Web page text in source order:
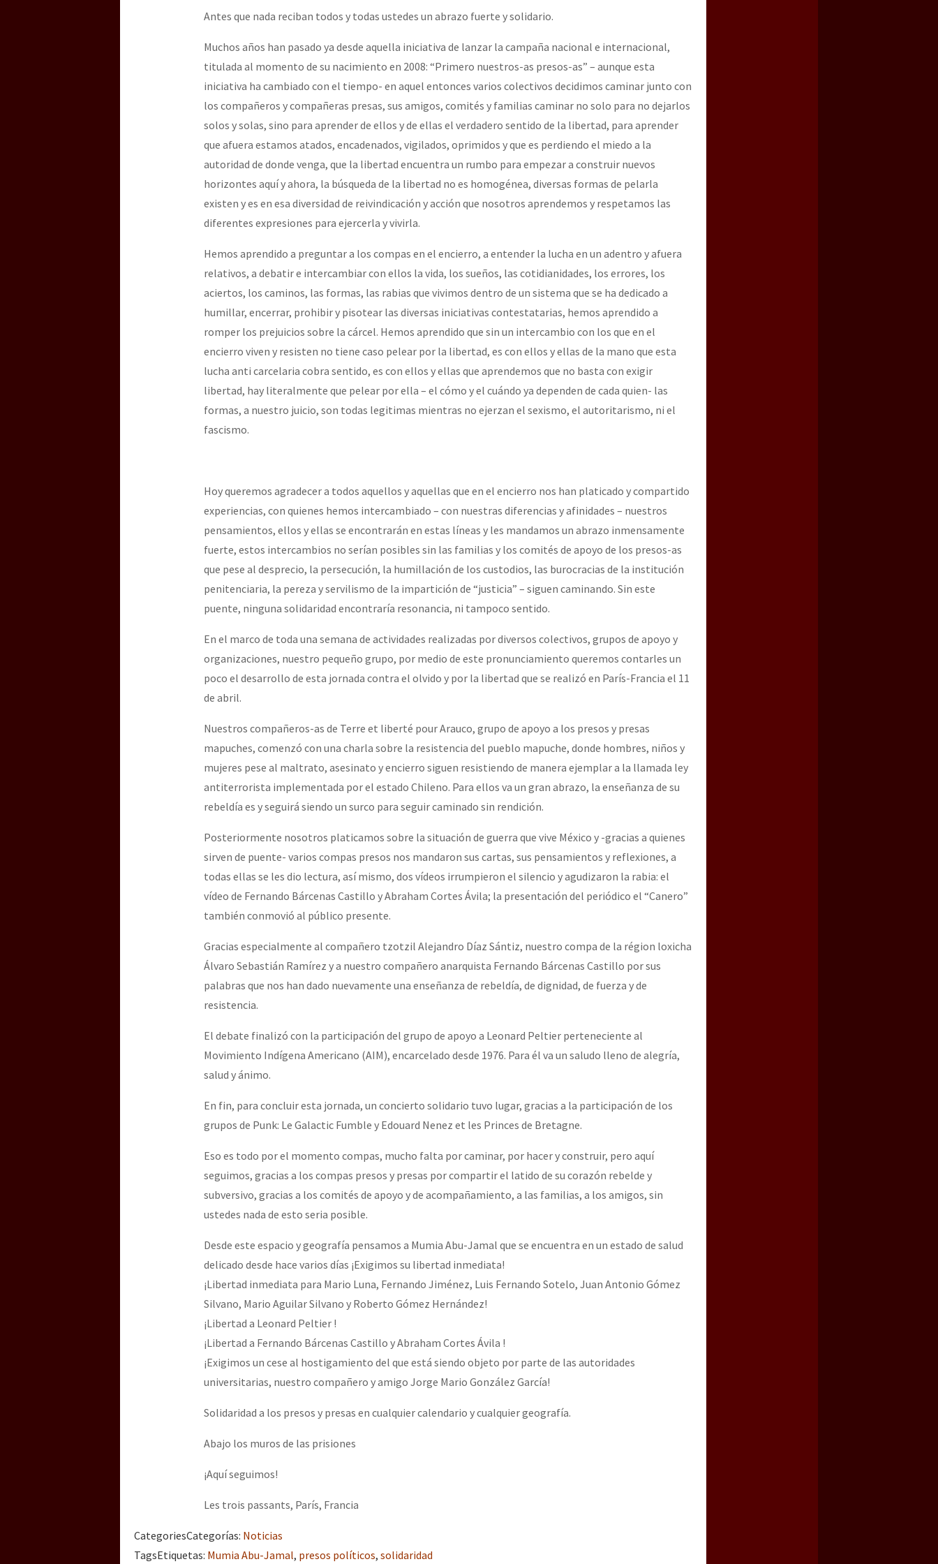
[25 abr – CDMX] Tokín por el CNI: 30 años de Resistencia y Rebeldía
Antes que nada reciban todos y todas ustedes un abrazo fuerte y solidario.
Muchos años han pasado ya desde aquella iniciativa de lanzar la campaña nacional e internacional,
titulada al momento de su nacimiento en 2008: “Primero nuestros-as presos-as” – aunque esta
iniciativa ha cambiado con el tiempo- en aquel entonces varios colectivos decidimos caminar junto con
los compañeros y compañeras presas, sus amigos, comités y familias caminar no solo para no dejarlos
solos y solas, sino para aprender de ellos y de ellas el verdadero sentido de la libertad, para aprender
que afuera estamos atados, encadenados, vigilados, oprimidos y que es perdiendo el miedo a la
autoridad de donde venga, que la libertad encuentra un rumbo para empezar a construir nuevos
horizontes aquí y ahora, la búsqueda de la libertad no es homogénea, diversas formas de pelarla
existen y es en esa diversidad de reivindicación y acción que nosotros aprendemos y respetamos las
diferentes expresiones para ejercerla y vivirla.
Hemos aprendido a preguntar a los compas en el encierro, a entender la lucha en un adentro y afuera
relativos, a debatir e intercambiar con ellos la vida, los sueños, las cotidianidades, los errores, los
aciertos, los caminos, las formas, las rabias que vivimos dentro de un sistema que se ha dedicado a
humillar, encerrar, prohibir y pisotear las diversas iniciativas contestatarias, hemos aprendido a
romper los prejuicios sobre la cárcel. Hemos aprendido que sin un intercambio con los que en el
encierro viven y resisten no tiene caso pelear por la libertad, es con ellos y ellas de la mano que esta
lucha anti carcelaria cobra sentido, es con ellos y ellas que aprendemos que no basta con exigir
libertad, hay literalmente que pelear por ella – el cómo y el cuándo ya dependen de cada quien- las
formas, a nuestro juicio, son todas legitimas mientras no ejerzan el sexismo, el autoritarismo, ni el
fascismo.
Hoy queremos agradecer a todos aquellos y aquellas que en el encierro nos han platicado y compartido
experiencias, con quienes hemos intercambiado – con nuestras diferencias y afinidades – nuestros
pensamientos, ellos y ellas se encontrarán en estas líneas y les mandamos un abrazo inmensamente
fuerte, estos intercambios no serían posibles sin las familias y los comités de apoyo de los presos-as
que pese al desprecio, la persecución, la humillación de los custodios, las burocracias de la institución
penitenciaria, la pereza y servilismo de la impartición de “justicia” – siguen caminando. Sin este
puente, ninguna solidaridad encontraría resonancia, ni tampoco sentido.
En el marco de toda una semana de actividades realizadas por diversos colectivos, grupos de apoyo y
organizaciones, nuestro pequeño grupo, por medio de este pronunciamiento queremos contarles un
poco el desarrollo de esta jornada contra el olvido y por la libertad que se realizó en París-Francia el 11
de abril.
Nuestros compañeros-as de Terre et liberté pour Arauco, grupo de apoyo a los presos y presas
mapuches, comenzó con una charla sobre la resistencia del pueblo mapuche, donde hombres, niños y
mujeres pese al maltrato, asesinato y encierro siguen resistiendo de manera ejemplar a la llamada ley
antiterrorista implementada por el estado Chileno. Para ellos va un gran abrazo, la enseñanza de su
rebeldía es y seguirá siendo un surco para seguir caminado sin rendición.
Posteriormente nosotros platicamos sobre la situación de guerra que vive México y -gracias a quienes
sirven de puente- varios compas presos nos mandaron sus cartas, sus pensamientos y reflexiones, a
todas ellas se les dio lectura, así mismo, dos vídeos irrumpieron el silencio y agudizaron la rabia: el
vídeo de Fernando Bárcenas Castillo y Abraham Cortes Ávila; la presentación del periódico el “Canero”
también conmovió al público presente.
Gracias especialmente al compañero tzotzil Alejandro Díaz Sántiz, nuestro compa de la région loxicha
Álvaro Sebastián Ramírez y a nuestro compañero anarquista Fernando Bárcenas Castillo por sus
palabras que nos han dado nuevamente una enseñanza de rebeldía, de dignidad, de fuerza y de
resistencia.
El debate finalizó con la participación del grupo de apoyo a Leonard Peltier perteneciente al
Movimiento Indígena Americano (AIM), encarcelado desde 1976. Para él va un saludo lleno de alegría,
salud y ánimo.
En fin, para concluir esta jornada, un concierto solidario tuvo lugar, gracias a la participación de los
grupos de Punk: Le Galactic Fumble y Edouard Nenez et les Princes de Bretagne.
Eso es todo por el momento compas, mucho falta por caminar, por hacer y construir, pero aquí
seguimos, gracias a los compas presos y presas por compartir el latido de su corazón rebelde y
subversivo, gracias a los comités de apoyo y de acompañamiento, a las familias, a los amigos, sin
ustedes nada de esto seria posible.
Desde este espacio y geografía pensamos a Mumia Abu-Jamal que se encuentra en un estado de salud
delicado desde hace varios días ¡Exigimos su libertad inmediata!
¡Libertad inmediata para Mario Luna, Fernando Jiménez, Luis Fernando Sotelo, Juan Antonio Gómez
Silvano, Mario Aguilar Silvano y Roberto Gómez Hernández!
¡Libertad a Leonard Peltier !
¡Libertad a Fernando Bárcenas Castillo y Abraham Cortes Ávila !
¡Exigimos un cese al hostigamiento del que está siendo objeto por parte de las autoridades
universitarias, nuestro compañero y amigo Jorge Mario González García!
Solidaridad a los presos y presas en cualquier calendario y cualquier geografía.
Abajo los muros de las prisiones
¡Aquí seguimos!
Les trois passants, París, Francia
CategoriesCategorías: Noticias
TagsEtiquetas: Mumia Abu-Jamal, presos políticos, solidaridad